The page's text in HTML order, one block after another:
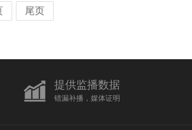
尾页
提供监播数据
错漏补播，媒体证明